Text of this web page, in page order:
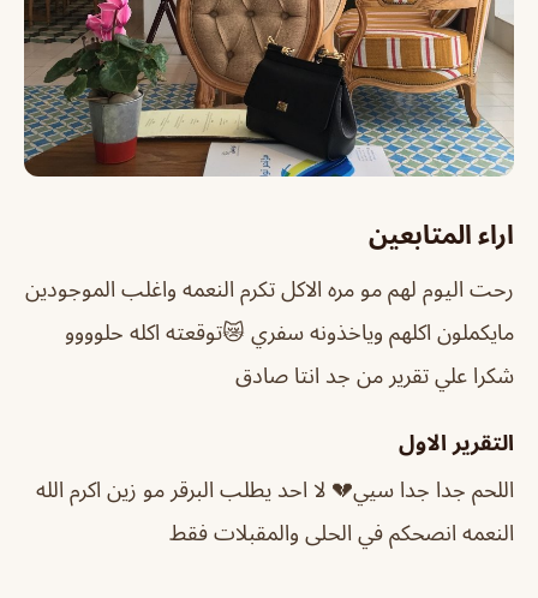
اراء المتابعين
رحت اليوم لهم مو مره الاكل تكرم النعمه واغلب الموجودين
مايكملون اكلهم وياخذونه سفري 😿توقعته اكله حلوووو
شكرا علي تقرير من جد انتا صادق
التقرير الاول
اللحم جدا جدا سيي💔 لا احد يطلب البرقر مو زين اكرم الله
النعمه انصحكم في الحلى والمقبلات فقط